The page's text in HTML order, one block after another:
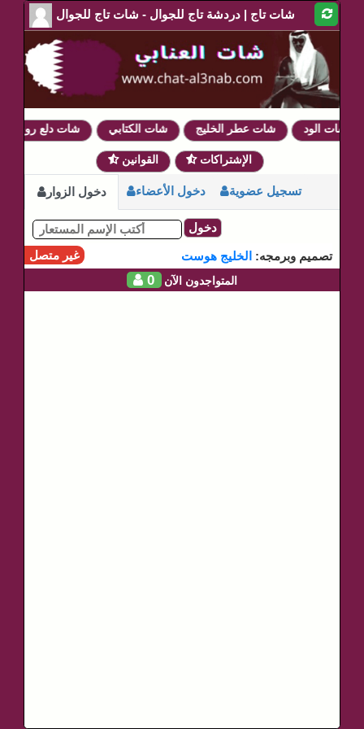
شات تاج | دردشة تاج للجوال - شات تاج للجوال
شات دلع روحي شات الكتابي شات عطر الخليج شات الود
القوانين الإشتراكات
دخول الزوار دخول الأعضاء تسجيل عضوية
دخول
غير متصل
تصميم وبرمجه: الخليج هوست
0 المتواجدون الآن